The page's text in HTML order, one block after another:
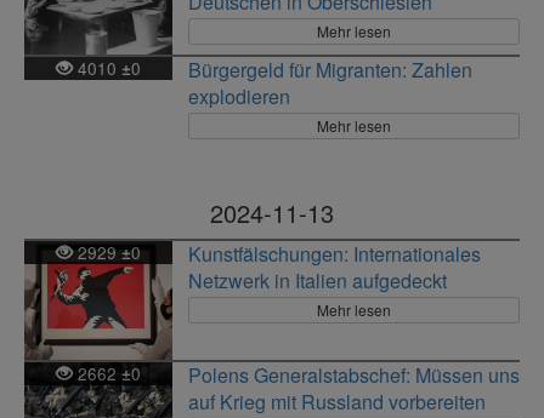
Mehr lesen
4010 ±0
Bürgergeld für Migranten: Zahlen
explodieren
Mehr lesen
2024-11-13
2929±0
Kunstfälschungen: Internationales
Netzwerk in Italien aufgedeckt
Mehr lesen
2662±0
Polens Generalstabschef: Müssen uns
auf Krieg mit Russland vorbereiten